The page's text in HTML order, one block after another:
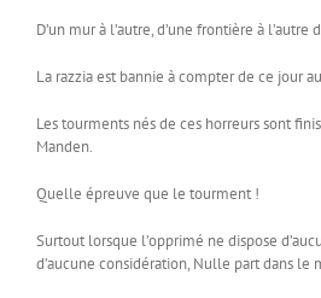
D’un mur à l’autre, d’une frontière à l’autre
La razzia est bannie à compter de ce jour
Les tourments nés de ces horreurs sont
Manden.
Quelle épreuve que le tourment !
Surtout lorsque l’opprimé ne dispose
d’aucune considération, Nulle part dans le